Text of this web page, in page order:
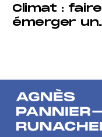
Climat : faire
émerger un